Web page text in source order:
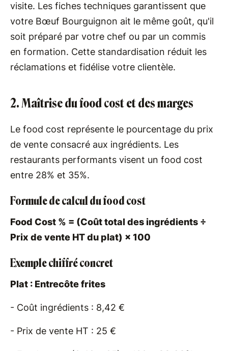
visite. Les fiches techniques garantissent que
votre Bœuf Bourguignon ait le même goût, qu'il
soit préparé par votre chef ou par un commis
en formation. Cette standardisation réduit les
réclamations et fidélise votre clientèle.
2. Maîtrise du food cost et des marges
Le food cost représente le pourcentage du prix
de vente consacré aux ingrédients. Les
restaurants performants visent un food cost
entre 28% et 35%.
Formule de calcul du food cost
Food Cost % = (Coût total des ingrédients ÷
Prix de vente HT du plat) × 100
Exemple chiffré concret
Plat : Entrecôte frites
- Coût ingrédients : 8,42 €
- Prix de vente HT : 25 €